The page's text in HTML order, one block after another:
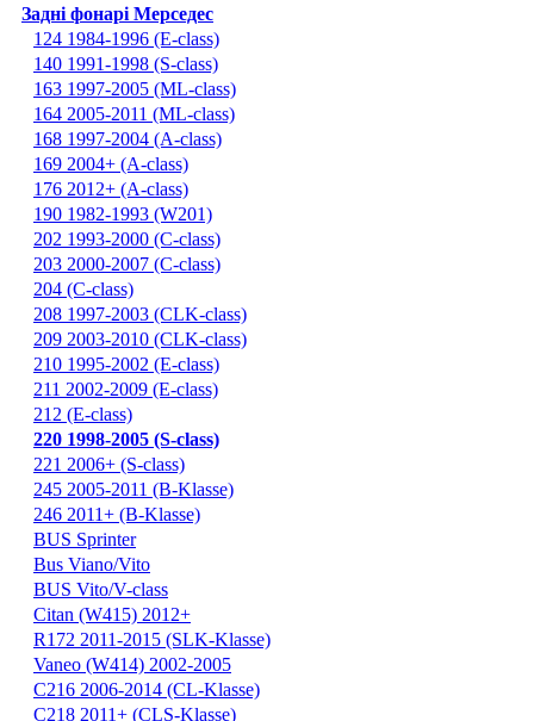
Задні фонарі Мерседес
124 1984-1996 (E-class)
140 1991-1998 (S-class)
163 1997-2005 (ML-class)
164 2005-2011 (ML-class)
168 1997-2004 (A-class)
169 2004+ (A-class)
176 2012+ (A-class)
190 1982-1993 (W201)
202 1993-2000 (C-class)
203 2000-2007 (C-class)
204 (C-class)
208 1997-2003 (CLK-class)
209 2003-2010 (CLK-class)
210 1995-2002 (E-class)
211 2002-2009 (E-class)
212 (E-class)
220 1998-2005 (S-class)
221 2006+ (S-class)
245 2005-2011 (B-Klasse)
246 2011+ (B-Klasse)
BUS Sprinter
Bus Viano/Vito
BUS Vito/V-class
Citan (W415) 2012+
R172 2011-2015 (SLK-Klasse)
Vaneo (W414) 2002-2005
С216 2006-2014 (CL-Klasse)
С218 2011+ (CLS-Klasse)